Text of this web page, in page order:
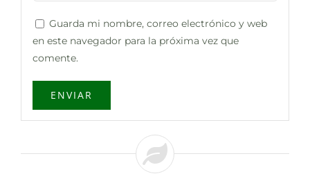
Guarda mi nombre, correo electrónico y web
en este navegador para la próxima vez que
comente.